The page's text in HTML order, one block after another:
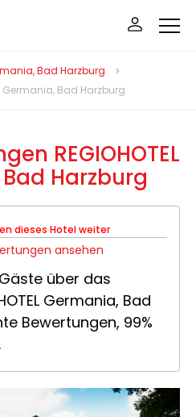
Bad Harzburg
Germania, Bad Harzburg
REGIOHOTEL
Harzburg
dieses Hotel weiter
ansehen
über das
Germania, Bad
Bewertungen, 99%